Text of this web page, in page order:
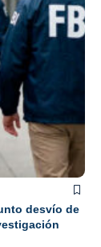
desvío de